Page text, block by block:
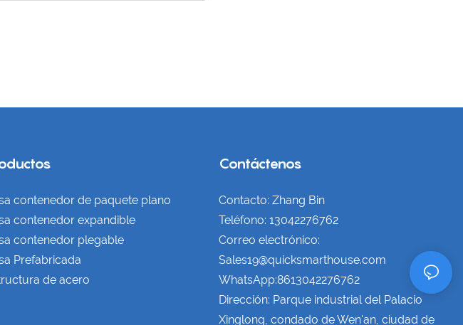
contenedor de paquete plano
contenedor expandible
contenedor plegable
Prefabricada
de acero
Contáctenos
Contacto: Zhang Bin
Teléfono: 13042276762
Correo electrónico:
Sales19@quicksmarthouse.com
WhatsApp:8613042276762
Dirección: Parque industrial del Palacio
Xinglong, condado de Wen'an, ciudad de